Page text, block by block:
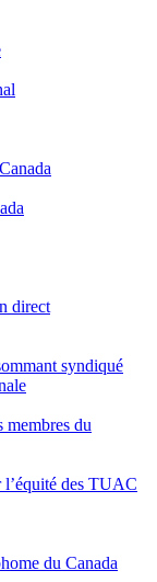
direct
syndiqué
membres du
l’équité des TUAC
du Canada